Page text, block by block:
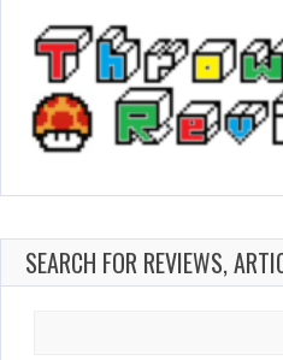
SEARCH FOR REVIEWS,